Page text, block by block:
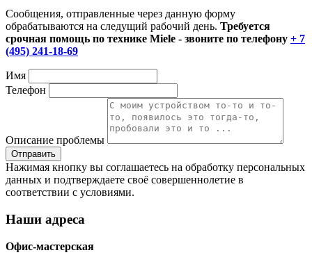
Сообщения, отправленные через данную форму
обрабатываются на следущий рабочий день. Требуется
срочная помощь по технике Miele - звоните по телефону + 7
(495) 241-18-69
Имя
Телефон
Описание проблемы
Нажимая кнопку вы соглашаетесь на обработку персональных
данных и подтверждаете своё совершеннолетие в
соответствии с условиями.
Наши адреса
Офис-мастерская